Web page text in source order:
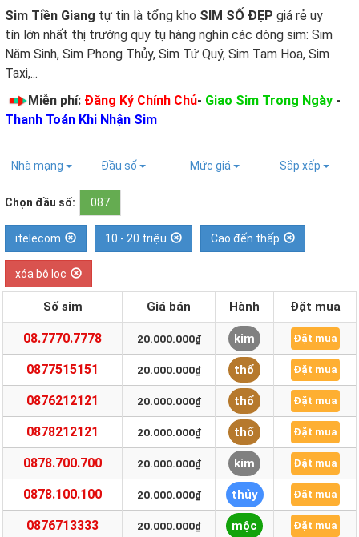
Sim Tiền Giang tự tin là tổng kho SIM SỐ ĐẸP giá rẻ uy
tín lớn nhất thị trường quy tụ hàng nghìn các dòng sim: Sim
Năm Sinh, Sim Phong Thủy, Sim Tứ Quý, Sim Tam Hoa, Sim
Taxi,...
Miễn phí: Đăng Ký Chính Chủ- Giao Sim Trong Ngày -
Thanh Toán Khi Nhận Sim
Nhà mạng Đầu số Mức giá Sắp xếp
Chọn đầu số: 087
itelecom 10 - 20 triệu Cao đến thấp
xóa bộ lọc
Số sim Giá bán Hành Đặt mua
08.7770.7778 20.000.000₫ kim Đặt mua
0877515151 20.000.000₫ thổ Đặt mua
0876212121 20.000.000₫ thổ Đặt mua
0878212121 20.000.000₫ thổ Đặt mua
0878.700.700 20.000.000₫ kim Đặt mua
0878.100.100 20.000.000₫ thủy Đặt mua
0876713333 20.000.000₫ mộc Đặt mua